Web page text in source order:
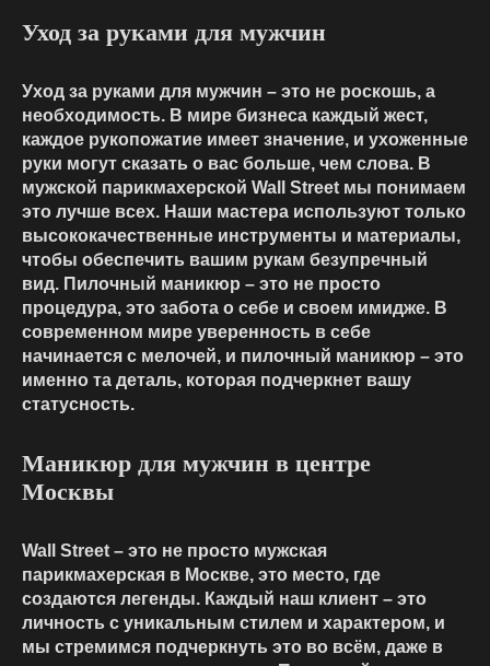
Уход за руками для мужчин
Уход за руками для мужчин – это не роскошь, а
необходимость. В мире бизнеса каждый жест,
каждое рукопожатие имеет значение, и ухоженные
руки могут сказать о вас больше, чем слова. В
мужской парикмахерской Wall Street мы понимаем
это лучше всех. Наши мастера используют только
высококачественные инструменты и материалы,
чтобы обеспечить вашим рукам безупречный
вид. Пилочный маникюр – это не просто
процедура, это забота о себе и своем имидже. В
современном мире уверенность в себе
начинается с мелочей, и пилочный маникюр – это
именно та деталь, которая подчеркнет вашу
статусность.
Маникюр для мужчин в центре
Москвы
Wall Street – это не просто мужская
парикмахерская в Москве, это место, где
создаются легенды. Каждый наш клиент – это
личность с уникальным стилем и характером, и
мы стремимся подчеркнуть это во всём, даже в